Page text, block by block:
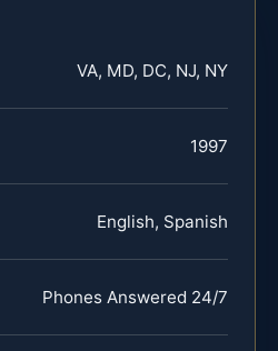
VA, MD, DC, NJ, NY
1997
English, Spanish
Phones Answered 24/7